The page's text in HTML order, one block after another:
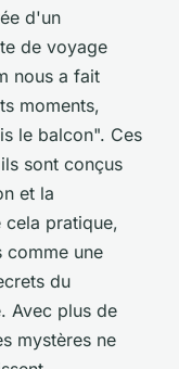
d'un
de voyage
nous a fait
moments,
le balcon". Ces
sont conçus
et la
cela pratique,
comme une
du
Avec plus de
mystères ne